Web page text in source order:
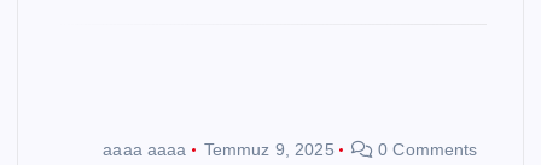
aaaa aaaa Temmuz 9, 2025 0 Comments